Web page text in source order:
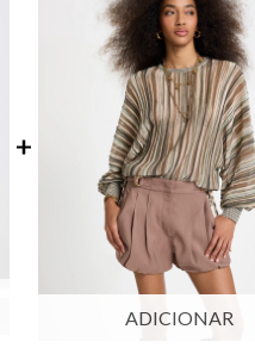
ADICIONAR